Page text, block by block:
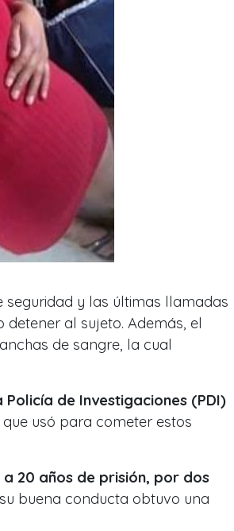
y las últimas llamadas
al sujeto. Además, el
de sangre, la cual
de Investigaciones (PDI)
usó para cometer estos
20 años de prisión, por dos
buena conducta obtuvo una